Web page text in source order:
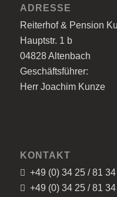
ADRESSE
Reiterhof & Pension
Hauptstr. 1 b
04828 Altenbach
Geschäftsführer:
Herr Joachim Kunze
KONTAKT
+49 (0) 34 25 / 81
+49 (0) 34 25 / 81